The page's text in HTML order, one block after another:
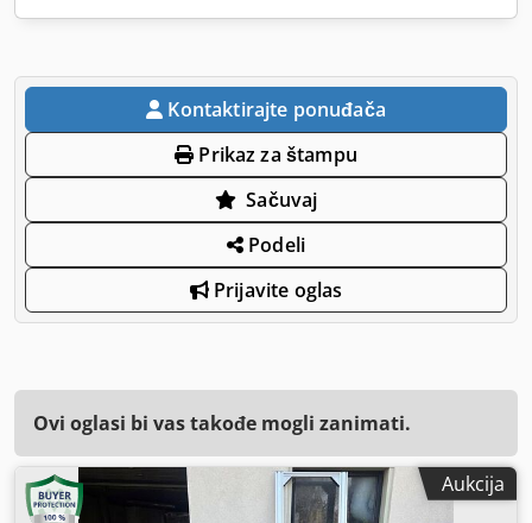
Kontaktirajte ponuđača
Prikaz za štampu
Sačuvaj
Podeli
Prijavite oglas
Ovi oglasi bi vas takođe mogli zanimati.
Aukcija